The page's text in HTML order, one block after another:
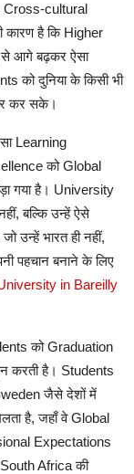
Cross-cultural
कारण है किHigher
से आगे बढ़कर ऐसा
को दुनिया के किसी भी
कर सके।
Learning
को Global
गया है। University
,बल्कि उन्हें ऐसे
जो उन्हें भारत ही नहीं,
पहचान बनाने के लिए
in Bareilly
कोGraduation
करती है। Students
जैसे देशों में
है,जहाँ वेGlobal
Expectations
South Africa की